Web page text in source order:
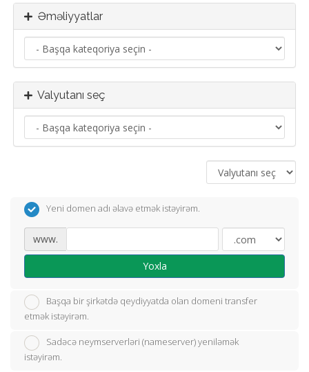
Əməliyyatlar
Valyutanı seç
Yeni domen adı əlavə etmək istəyirəm.
www.
Yoxla
Başqa bir şirkətdə qeydiyyatda olan domeni transfer
etmək istəyirəm.
Sadəcə neymserverləri (nameserver) yeniləmək
istəyirəm.